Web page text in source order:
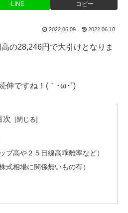
LINE コピー
2022.06.09 2022.06.10
の28,246円で大引けとなりま
伸ですね！(｀･ω･´)
次
プ高や２５日線高乖離率など）
式相場に関係無いもの有）